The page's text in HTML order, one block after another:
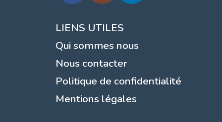
LIENS UTILES
Qui sommes nous
Nous contacter
Politique de confidentialité
Mentions légales